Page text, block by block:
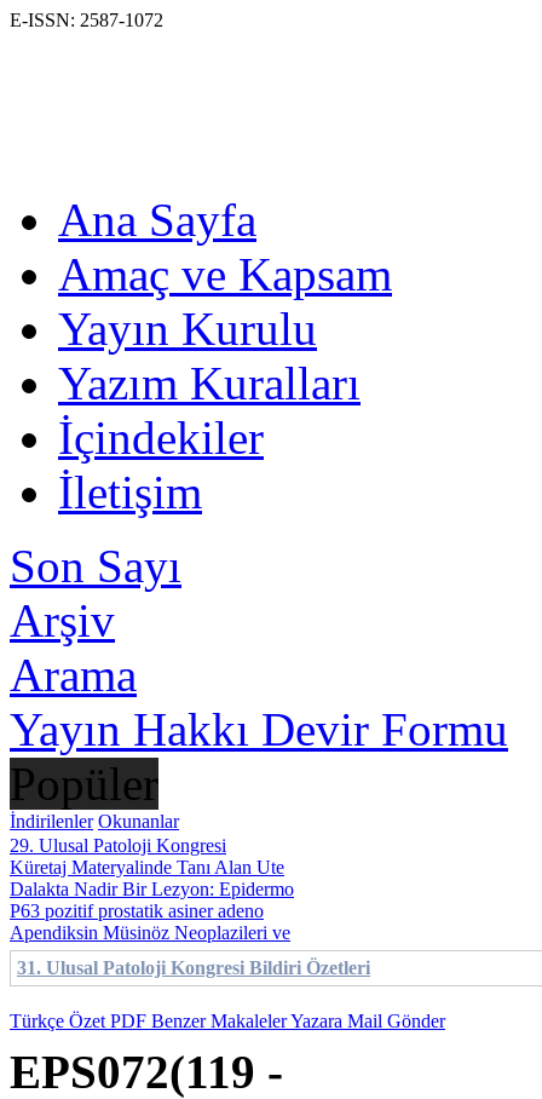
E-ISSN: 2587-1072
Ana Sayfa
Amaç ve Kapsam
Yayın Kurulu
Yazım Kuralları
İçindekiler
İletişim
Son Sayı
Arşiv
Arama
Yayın Hakkı Devir Formu
Popüler
İndirilenler Okunanlar
29. Ulusal Patoloji Kongresi
Küretaj Materyalinde Tanı Alan Ute
Dalakta Nadir Bir Lezyon: Epidermo
P63 pozitif prostatik asiner adeno
Apendiksin Müsinöz Neoplazileri ve
31. Ulusal Patoloji Kongresi Bildiri Özetleri
Türkçe Özet PDF Benzer MakalelerYazara Mail Gönder
EPS072(119 -